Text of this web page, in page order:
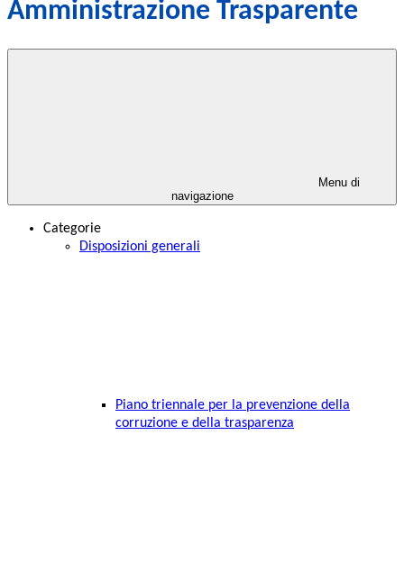
Amministrazione Trasparente
Menu di
navigazione
Categorie
Disposizioni generali
Piano triennale per la prevenzione della
corruzione e della trasparenza